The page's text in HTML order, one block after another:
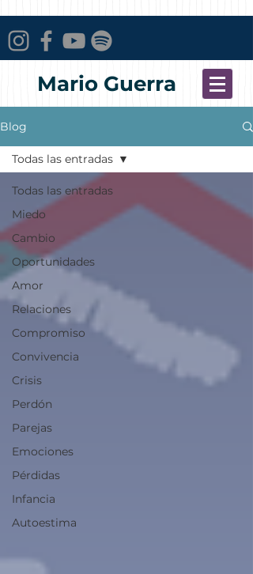
Mario Guerra
Blog
Todas las entradas
Miedo
Cambio
Oportunidades
Amor
Relaciones
Compromiso
Convivencia
Crisis
Perdón
Parejas
Emociones
Pérdidas
Infancia
Autoestima
Todas las entradas